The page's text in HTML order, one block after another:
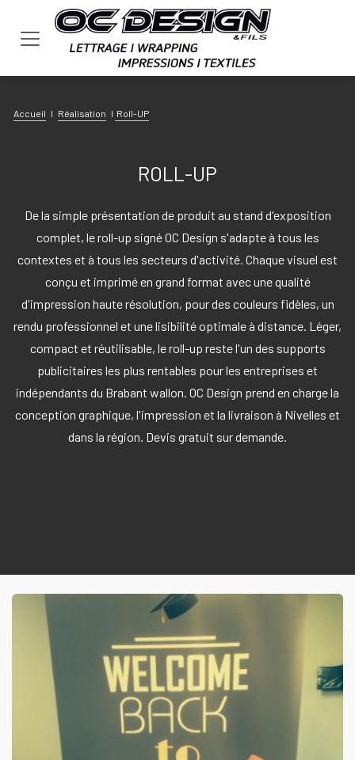
Se rendre au contenu
Accueil I Réalisation I Roll-UP
ROLL-UP
De la simple présentation de produit au stand d'exposition
complet, le roll-up signé OC Design s'adapte à tous les
contextes et à tous les secteurs d'activité. Chaque visuel est
conçu et imprimé en grand format avec une qualité
d'impression haute résolution, pour des couleurs fidèles, un
rendu professionnel et une lisibilité optimale à distance. Léger,
compact et réutilisable, le roll-up reste l'un des supports
publicitaires les plus rentables pour les entreprises et
indépendants du Brabant wallon. OC Design prend en charge la
conception graphique, l'impression et la livraison à Nivelles et
dans la région. Devis gratuit sur demande.